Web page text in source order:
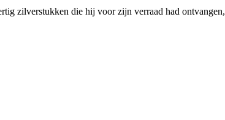
zilverstukken die hij voor zijn verraad had